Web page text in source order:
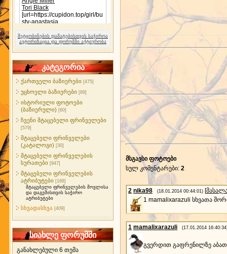
შეტყობინების დამატებისთვის საჭიროა
ავტორიზაცია და ფორუმში აქტიურობა
კატეგორია
ქართველი ბაზიერები [475]
უცხოელი ბაზიერები [89]
ისტორიული ფოტოები
(ბაზიერული) [60]
ჩვენი მტაცებელი ფრინველები
[579]
მტაცებელი ფრინველები
(კატალოგი) [30]
მტაცებელი ფრინველების
სურათები [947]
მტაცებელი ფრინველების
ატრიბუტები [168]
მტაცებელი ფრინველების მოვლისა
და დაგეშისთვის საჭირო
ატრიბუტები
სხვადასხვა [409]
სიახლე ფორუმში
განახლებული 6 თემა
მსგავსი ფოტოები
სულ კომენტარები: 2
2 nika98 (18.01.2014 00:44:01) [
1 mamalixarazuli სხვათა
1 mamalixarazuli (17.01.2014
გვერდით გაფრენილზე